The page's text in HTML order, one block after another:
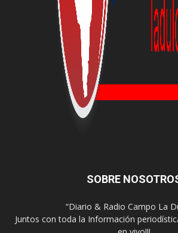
SOBRE
“Diario & Radio Campo La
Juntos con toda la Información